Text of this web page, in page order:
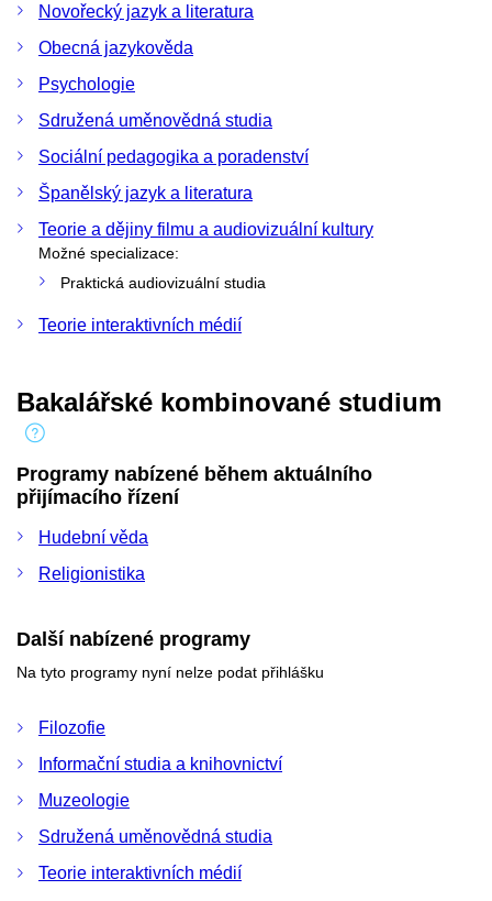
Novořecký jazyk a literatura
Obecná jazykověda
Psychologie
Sdružená uměnovědná studia
Sociální pedagogika a poradenství
Španělský jazyk a literatura
Teorie a dějiny filmu a audiovizuální kultury
Možné specializace:
Praktická audiovizuální studia
Teorie interaktivních médií
Bakalářské kombinované studium
Programy nabízené během aktuálního
přijímacího řízení
Hudební věda
Religionistika
Další nabízené programy
Na tyto programy nyní nelze podat přihlášku
Filozofie
Informační studia a knihovnictví
Muzeologie
Sdružená uměnovědná studia
Teorie interaktivních médií